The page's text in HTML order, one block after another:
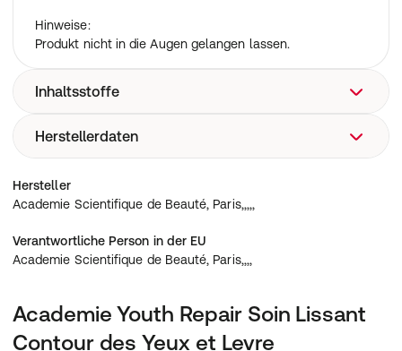
Hinweise:
Produkt nicht in die Augen gelangen lassen.
Inhaltsstoffe
Water (Aqua), Citrus Limon (Lemon) Fruit Extract*•
(Shea) Butter*• Stearic Acid, Palmitic Acid,
Hydrogenated Coconut Oil, Oxidized Corn Oil (Zea Mays
Sodium Benzoate, Maltodextrin, Pentylene Glycol,
Sucrose Stearate, Titanium Dioxide (Ci 77891), Xanthan
Levulinate, Sodium Stearoyl Glutamate, O-Cymen-5-Ol,
Sodium Hyaluronate, Tocopherol, Hydrolyzed Soy Flour,
Adenosine, Biosaccharide Gum-1, Hippophae
Herstellerdaten
Academie Scientifique de Beauté, Paris,,,,,
Hersteller
Academie Scientifique de Beauté, Paris,,,,,
Verantwortliche Person in der EU
Academie Scientifique de Beauté, Paris,,,,
Academie Youth Repair Soin Lissant
Contour des Yeux et Levre